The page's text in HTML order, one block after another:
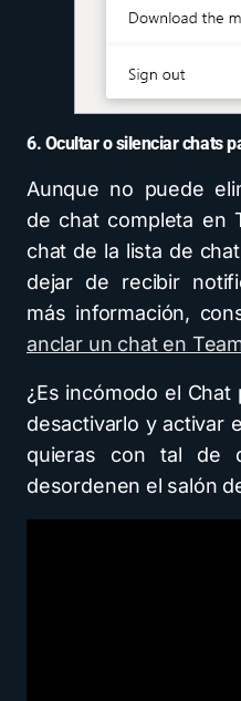
6. Ocultar o silenciar chats
Aunque no puede
de chat completa en
chat de la lista de
dejar de recibir
más información,
anclar un chat en
¿Es incómodo el
desactivarlo y activar
quieras con tal de
desordenen el salón